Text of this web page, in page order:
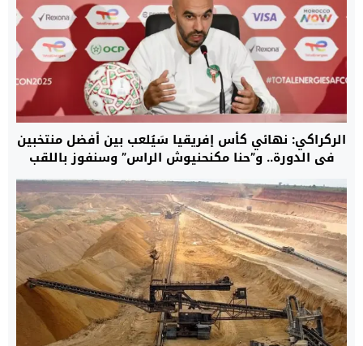
الركراكي: نهائي كأس إفريقيا سَيُلعب بين أفضل منتخبين
في الدورة.. و”حنا مكنحنيوش الراس” وسنفوز باللقب